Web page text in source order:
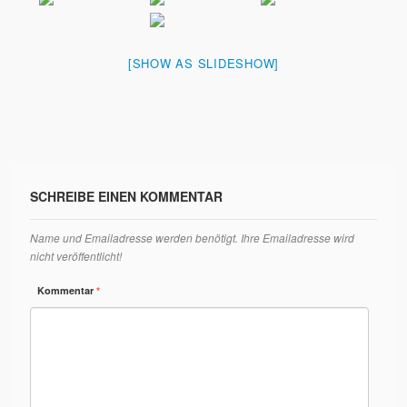
[SHOW AS SLIDESHOW]
SCHREIBE EINEN KOMMENTAR
Name und Emailadresse werden benötigt. Ihre Emailadresse wird
nicht veröffentlicht!
Kommentar*